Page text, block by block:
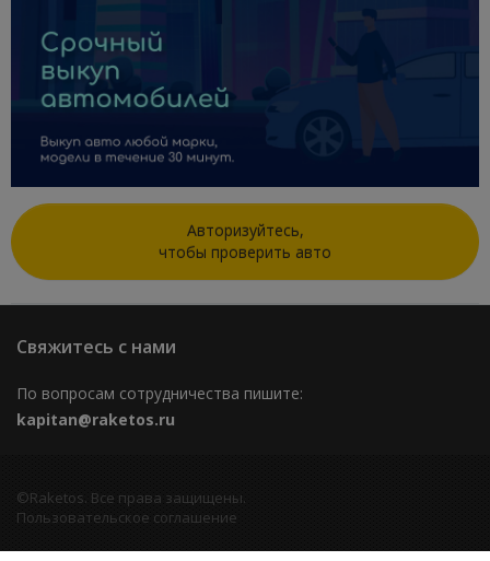
Авторизуйтесь,
чтобы проверить авто
Свяжитесь с нами
По вопросам сотрудничества пишите:
kapitan@raketos.ru
©Raketos. Все права защищены.
Пользовательское соглашение